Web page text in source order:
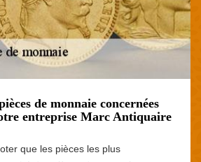
de monnaie concernées
entreprise Marc Antiquaire
que les pièces les plus